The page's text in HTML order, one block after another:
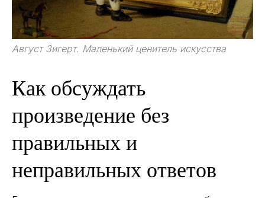
Август Зигерт. Маленький ценитель искусства
Как обсуждать
произведение без
правильных и
неправильных ответов